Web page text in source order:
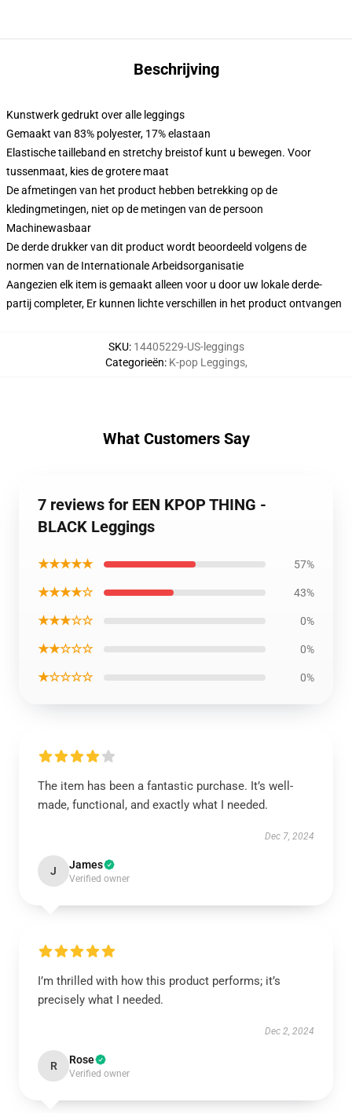
Beschrijving
Kunstwerk gedrukt over alle leggings
Gemaakt van 83% polyester, 17% elastaan
Elastische tailleband en stretchy breistof kunt u bewegen. Voor
tussenmaat, kies de grotere maat
De afmetingen van het product hebben betrekking op de
kledingmetingen, niet op de metingen van de persoon
Machinewasbaar
De derde drukker van dit product wordt beoordeeld volgens de
normen van de Internationale Arbeidsorganisatie
Aangezien elk item is gemaakt alleen voor u door uw lokale derde-
partij completer, Er kunnen lichte verschillen in het product ontvangen
SKU: 14405229-US-leggings
Categorieën: K-pop Leggings,
What Customers Say
7 reviews for EEN KPOP THING -
BLACK Leggings
★★★★★ 57%
★★★★☆ 43%
★★★☆☆ 0%
★★☆☆☆ 0%
★☆☆☆☆ 0%
The item has been a fantastic purchase. It’s well-
made, functional, and exactly what I needed.
Dec 7, 2024
J James
Verified owner
I’m thrilled with how this product performs; it’s
precisely what I needed.
Dec 2, 2024
R Rose
Verified owner